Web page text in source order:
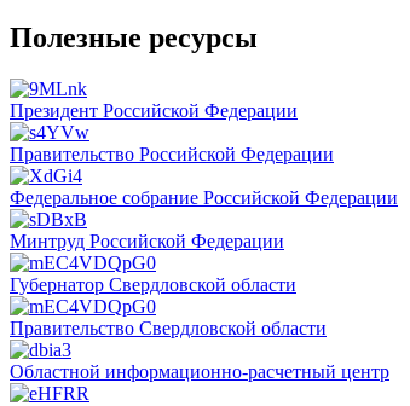
Полезные ресурсы
Президент Российской Федерации
Правительство Российской Федерации
Федеральное собрание Российской Федерации
Минтруд Российской Федерации
Губернатор Свердловской области
Правительство Свердловской области
Областной информационно-расчетный центр